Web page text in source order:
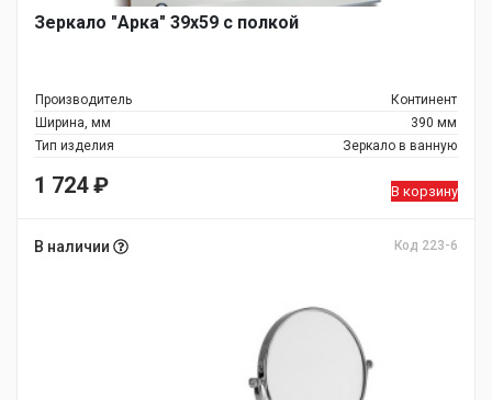
Зеркало "Арка" 39х59 с полкой
Производитель
Континент
Ширина, мм
390 мм
Тип изделия
Зеркало в ванную
1 724₽ В корзину
В наличии Код 223-6